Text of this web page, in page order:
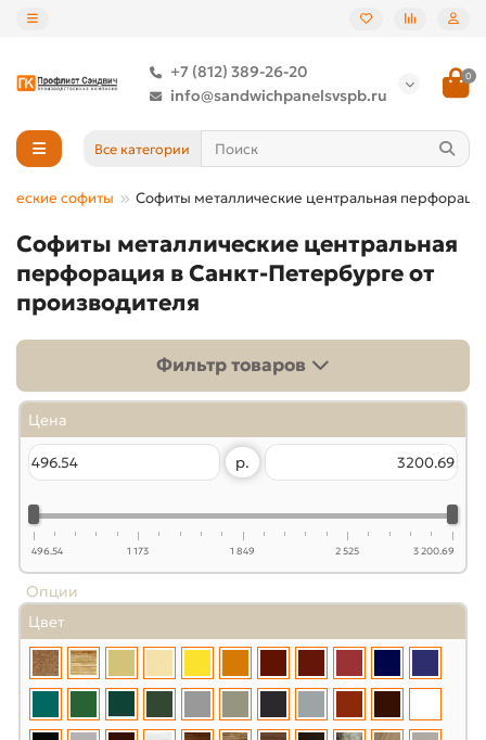
+7 (812) 389-26-20
info@sandwichpanelsvspb.ru
0
Все категории
софиты Софиты металлические центральная
Софиты металлические центральная
перфорация в Санкт-Петербурге от
производителя
Фильтр товаров
Цена
р.
496.54 1 173 1 849 2 525 3 200.69
Опции
Цвет